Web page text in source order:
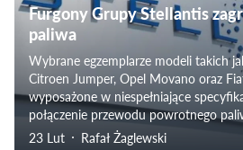
Furgony Grupy Stellantis
paliwa
Wybrane egzemplarze modeli takich
Citroen Jumper, Opel Movano oraz
wyposażone w niespełniające
połączenie przewodu powrotnego
zwiększa ryzyko groźnego w skutkach
23 Lut Rafał Żaglewski